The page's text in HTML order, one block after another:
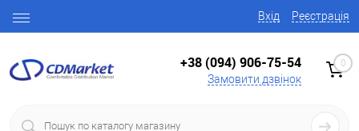
Вхід Реєстрація
+38 (094) 906-75-54
Замовити дзвінок
0